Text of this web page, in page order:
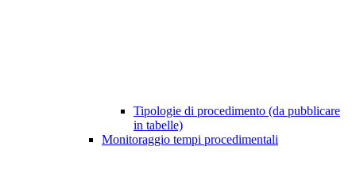
Tipologie di procedimento (da pubblicare
in tabelle)
Monitoraggio tempi procedimentali